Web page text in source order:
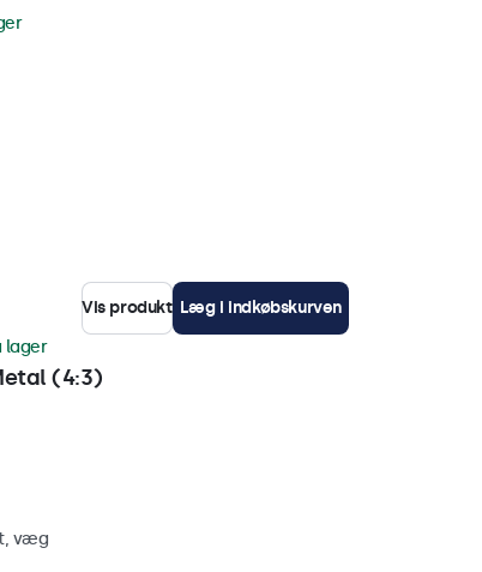
Vis produkt Læg i indkøbskurven
(4:3)
lager
væg